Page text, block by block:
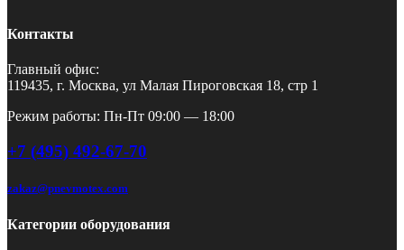
Контакты
Главный офис:
119435, г. Москва, ул Малая Пироговская 18, стр 1
Режим работы: Пн-Пт 09:00 — 18:00
+7 (495) 492-67-70
zakaz@pnevmotex.com
Категории оборудования